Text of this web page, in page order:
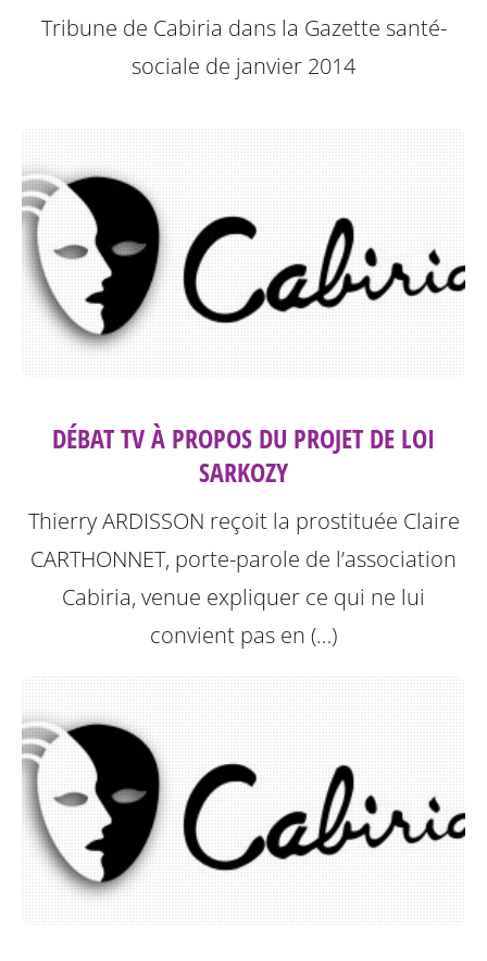
Tribune de Cabiria dans la Gazette santé-
sociale de janvier 2014
DÉBAT TV À PROPOS DU PROJET DE LOI
SARKOZY
Thierry ARDISSON reçoit la prostituée Claire
CARTHONNET, porte-parole de l’association
Cabiria, venue expliquer ce qui ne lui
convient pas en (…)